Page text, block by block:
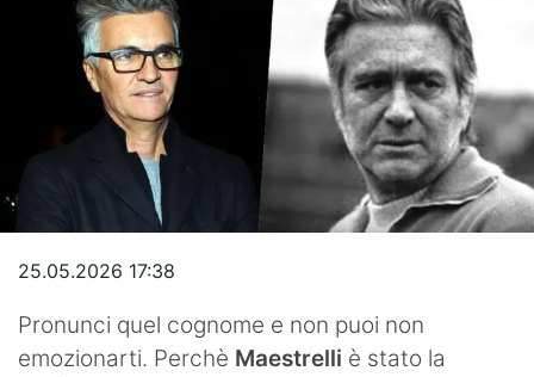
Lazio Women
Calciomercato
Video
25.05.2026 17:38
Pronunci quel cognome e non puoi non
emozionarti. Perchè Maestrelli è stato la